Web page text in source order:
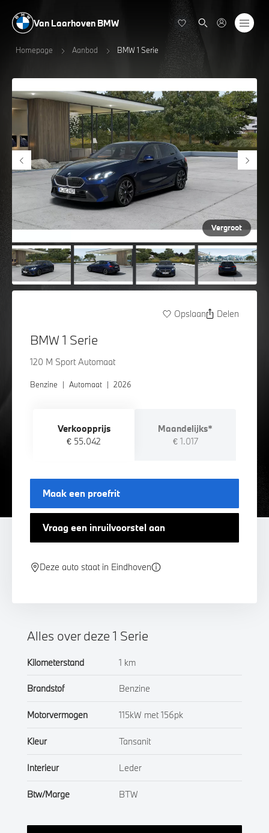
Van Laarhoven BMW
Homepage Aanbod BMW 1 Serie
Vergroot
Opslaan Delen
BMW 1 Serie
120 M Sport Automaat
Benzine | Automaat | 2026
Verkoopprijs
€ 55.042
Maandelijks*
€ 1.017
Maak een proefrit
Vraag een inruilvoorstel aan
Deze auto staat in Eindhoven
Alles over deze 1 Serie
Kilometerstand 1 km
Brandstof Benzine
Motorvermogen 115kW met 156pk
Kleur Tansanit
Interieur Leder
Btw/Marge BTW